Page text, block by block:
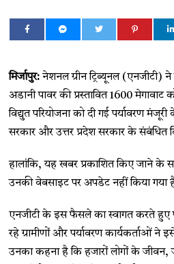
मिर्जापुर: नेशनल ग्रीन ट्रिब्यूनल (एनजीटी) ने
अडानी पावर की प्रस्तावित 1600 मेगावाट
विद्युत परियोजना को दी गई पर्यावरण
सरकार और उत्तर प्रदेश सरकार के संबंधित
हालांकि, यह खबर प्रकाशित किए जाने
उनकी वेबसाइट पर अपडेट नहीं किया गया
एनजीटी के इस फैसले का स्वागत करते हुए
रहे ग्रामीणों और पर्यावरण कार्यकर्ताओं ने
उनका कहना है कि हजारों लोगों के